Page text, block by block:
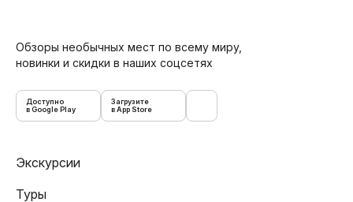
Обзоры необычных мест по всему миру,
новинки и скидки в наших соцсетях
Доступно
в Google Play
Загрузите
в App Store
Экскурсии
Туры